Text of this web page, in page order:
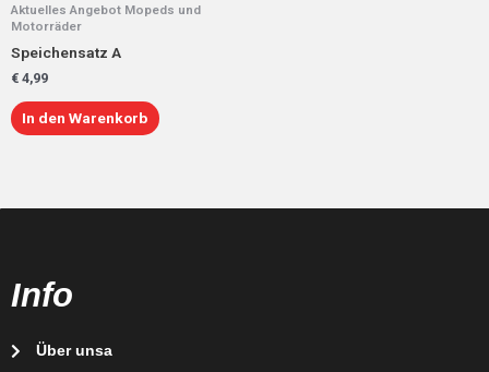
Aktuelles Angebot Mopeds und
Motorräder
Speichensatz A
€ 4,99
In den Warenkorb
Info
Über unsa